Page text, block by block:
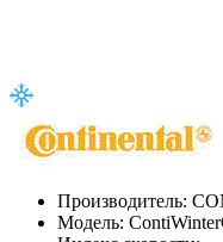
Производитель:
Модель: